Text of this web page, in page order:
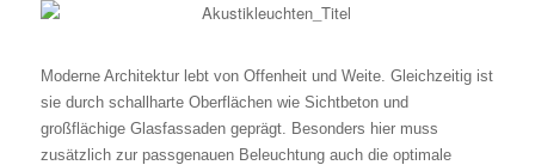
Moderne Architektur lebt von Offenheit und Weite. Gleichzeitig ist
sie durch schallharte Oberflächen wie Sichtbeton und
großflächige Glasfassaden geprägt. Besonders hier muss
zusätzlich zur passgenauen Beleuchtung auch die optimale